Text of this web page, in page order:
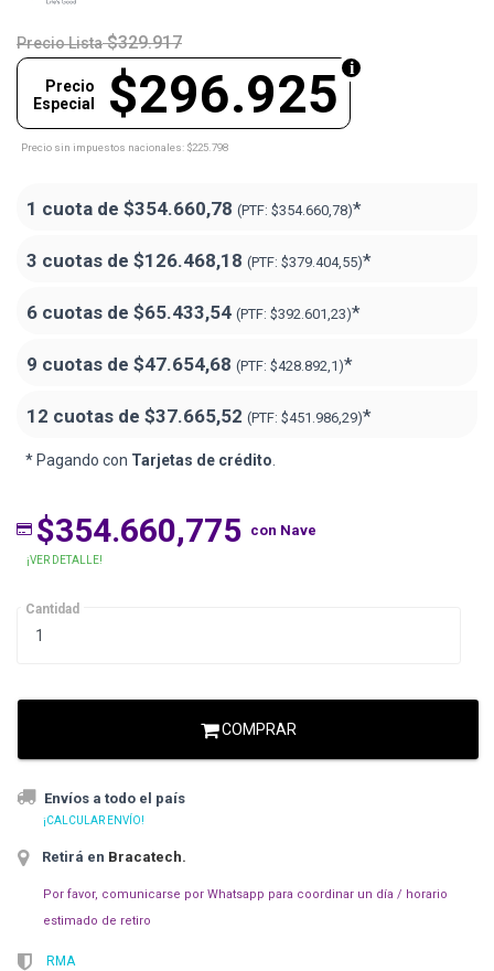
Precio Lista $329.917
$296.925
Precio
Especial
Precio sin impuestos nacionales: $225.798
1 cuota de $354.660,78 (PTF: $354.660,78)*
3 cuotas de $126.468,18 (PTF: $379.404,55)*
6 cuotas de $65.433,54 (PTF: $392.601,23)*
9 cuotas de $47.654,68 (PTF: $428.892,1)*
12 cuotas de $37.665,52 (PTF: $451.986,29)*
* Pagando con Tarjetas de crédito.
$354.660,775 con Nave
¡VER DETALLE!
Cantidad
COMPRAR
Envíos a todo el país
¡CALCULAR ENVÍO!
Retirá en Bracatech.
Por favor, comunicarse por Whatsapp para coordinar un día / horario
estimado de retiro
RMA